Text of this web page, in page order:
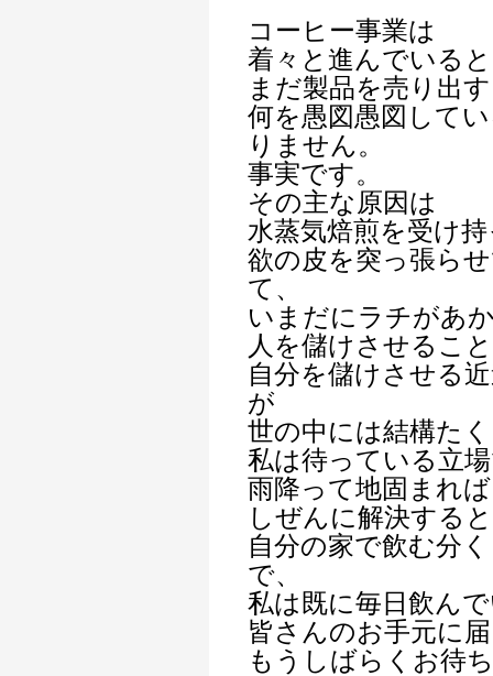
コーヒー事業は
着々と進んでいる
まだ製品を売り出
何を愚図愚図して
りません。
事実です。
その主な原因は
水蒸気焙煎を受け
欲の皮を突っ張ら
て、
いまだにラチがあ
人を儲けさせるこ
自分を儲けさせる
が
世の中には結構た
私は待っている立
雨降って地固まれ
しぜんに解決する
自分の家で飲む分
で、
私は既に毎日飲ん
皆さんのお手元に
もうしばらくお待